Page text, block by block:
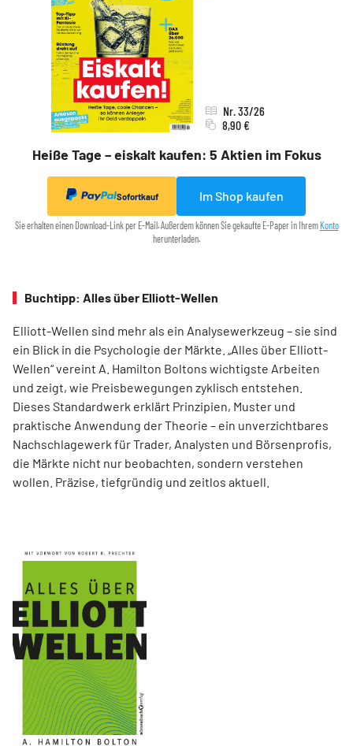
Heiße Tage – eiskalt kaufen: 5 Aktien im Fokus
Nr. 33/26
8,90 €
Sofortkauf Im Shop kaufen
Sie erhalten einen Download-Link per E-Mail. Außerdem können Sie gekaufte E-Paper in Ihrem Konto
herunterladen.
Buchtipp: Alles über Elliott-Wellen
Elliott-Wellen sind mehr als ein Analysewerkzeug – sie sind
ein Blick in die Psychologie der Märkte. „Alles über Elliott-
Wellen“ vereint A. Hamilton Boltons wichtigste Arbeiten
und zeigt, wie Preisbewegungen zyklisch entstehen.
Dieses Standardwerk erklärt Prinzipien, Muster und
praktische Anwendung der Theorie – ein unverzichtbares
Nachschlagewerk für Trader, Analysten und Börsenprofis,
die Märkte nicht nur beobachten, sondern verstehen
wollen. Präzise, tiefgründig und zeitlos aktuell.